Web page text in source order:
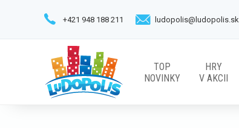
TOP
NOVINKY
HRY
V AKCII
+421 948 188 211 ludopolis@ludopolis.sk